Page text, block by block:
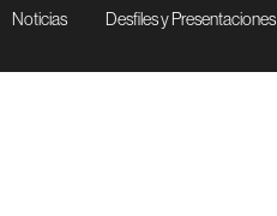
Noticias Desfiles y Presentaciones